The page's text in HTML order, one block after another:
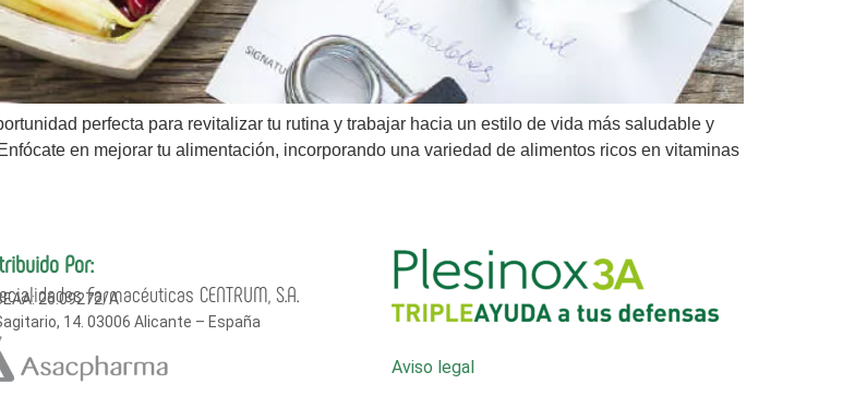
perfecta para revitalizar tu rutina y trabajar hacia un estilo de vida más saludable y
en mejorar tu alimentación, incorporando una variedad de alimentos ricos en vitaminas
Por:
Farmacéuticas CENTRUM, S.A.
26.09272/A
14. 03006 Alicante – España
Aviso legal